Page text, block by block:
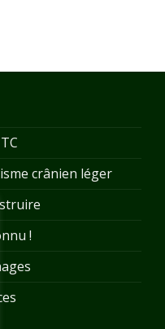
crânien léger
!